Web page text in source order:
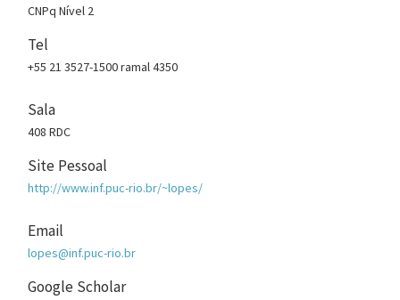
CNPq Nível 2
Tel
+55 21 3527-1500 ramal 4350
Sala
408 RDC
Site Pessoal
http://www.inf.puc-rio.br/~lopes/
Email
lopes@inf.puc-rio.br
Google Scholar